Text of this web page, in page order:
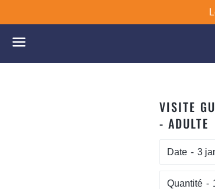
VISITE
- ADULTE
Date
Quantité